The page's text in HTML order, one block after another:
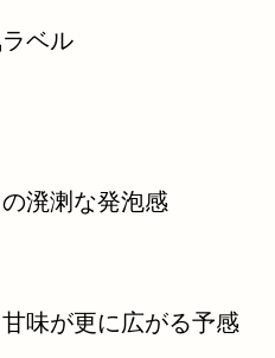
ベル
溌溂な発泡感
味が更に広がる予感